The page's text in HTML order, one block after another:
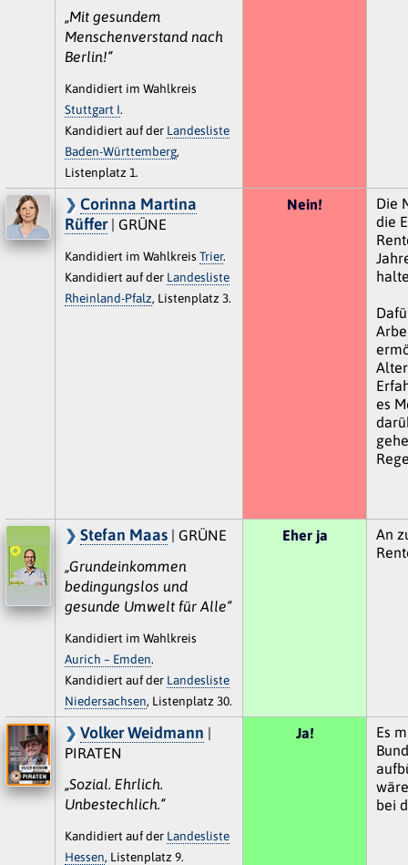
„Mit gesundem
Menschenverstand nach
Berlin!“
Kandidiert im Wahlkreis
Stuttgart I.
Kandidiert auf der Landesliste
Baden-Württemberg,
Listenplatz 1.
Corinna Martina
Rüffer| GRÜNE
Kandidiert im Wahlkreis Trier.
Kandidiert auf der Landesliste
Rheinland-Pfalz, Listenplatz 3.
Nein!
Die
die
es
Stefan Maas| GRÜNE
„Grundeinkommen
bedingungslos und
gesunde Umwelt für Alle“
Kandidiert im Wahlkreis
Aurich – Emden.
Kandidiert auf der Landesliste
Niedersachsen, Listenplatz 30.
Eher ja
An
Volker Weidmann |
PIRATEN
„Sozial. Ehrlich.
Unbestechlich.“
Kandidiert auf der Landesliste
Hessen, Listenplatz 9.
Ja!
Es
bei